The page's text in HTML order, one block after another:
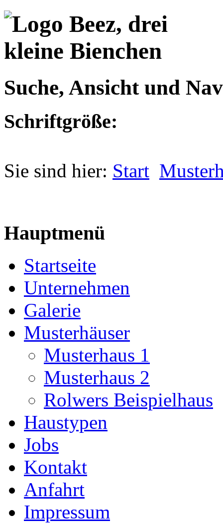
Suche, Ansicht und
Schriftgröße:
Sie sind hier: Start
Hauptmenü
Startseite
Unternehmen
Galerie
Musterhäuser
Musterhaus 1
Musterhaus 2
Rolwers Beispielhaus
Haustypen
Jobs
Kontakt
Anfahrt
Impressum